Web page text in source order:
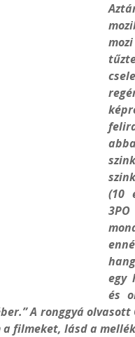
(10
egy
és
A ronggyá
filmeket, lásd a